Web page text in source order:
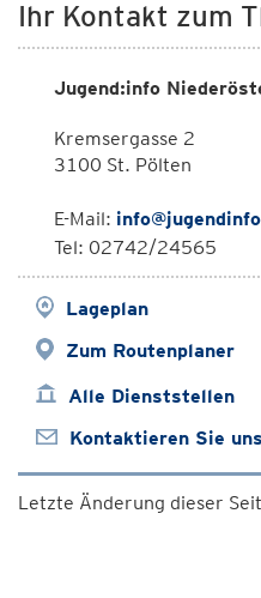
Ihr Kontakt zum
Jugend:info
Kremsergasse 2
3100 St. Pölten
E-Mail:
Tel: 02742/24565
Lageplan
Zum Routenplaner
Alle Dienststellen
Kontaktieren Sie
Letzte Änderung dieser